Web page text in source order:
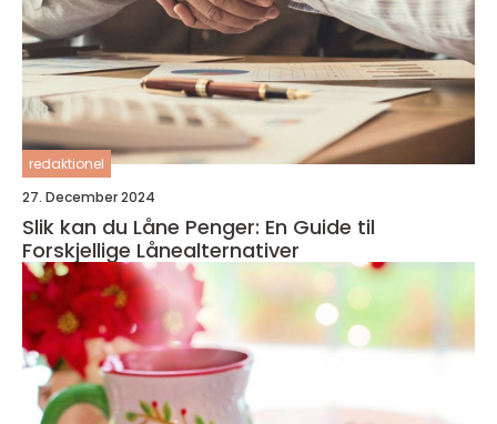
redaktionel
27. December 2024
Slik kan du Låne Penger: En Guide til
Forskjellige Lånealternativer